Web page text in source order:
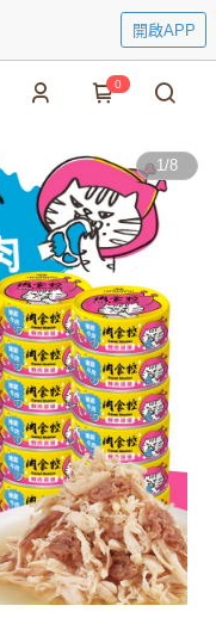
開啟APP
0
1/8